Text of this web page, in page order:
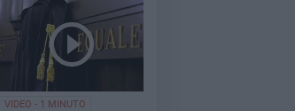
VIDEO - 1 MINUTO